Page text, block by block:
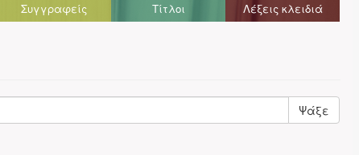
Συγγραφείς Τίτλοι Λέξεις κλειδιά
Ψάξε